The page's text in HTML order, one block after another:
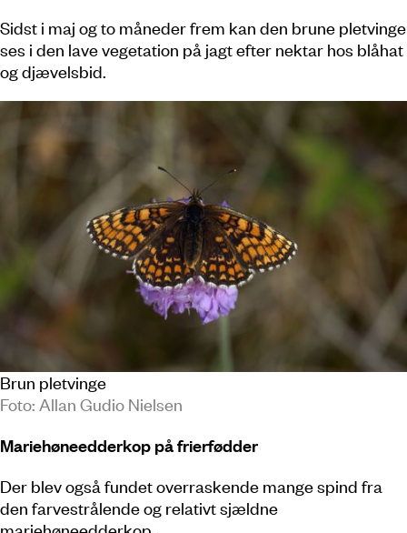
Sidst i maj og to måneder frem kan den brune pletvinge
ses i den lave vegetation på jagt efter nektar hos blåhat
og djævelsbid.
Brun pletvinge
Foto: Allan Gudio Nielsen
Mariehøneedderkop på frierfødder
Der blev også fundet overraskende mange spind fra
den farvestrålende og relativt sjældne